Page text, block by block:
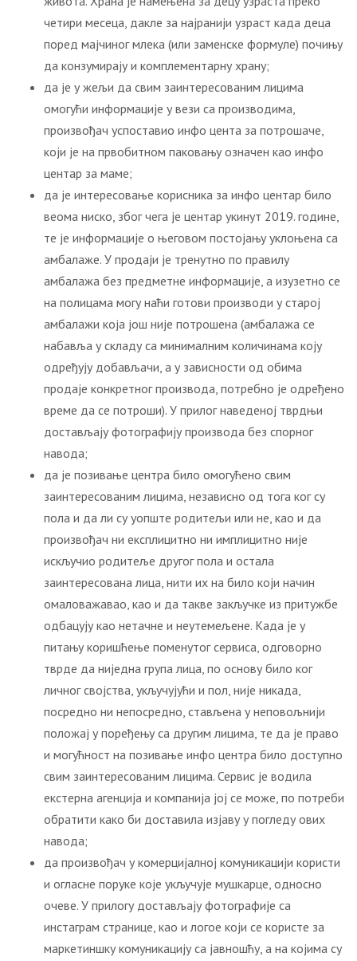
четири месеца, дакле за најранији узраст када деца
поред мајчиног млека (или заменске формуле) почињу
да конзумирају и комплементарну храну;
да је у жељи да свим заинтересованим лицима
омогући информације у вези са производима,
произвођач успоставио инфо цента за потрошаче,
који је на првобитном паковању означен као инфо
центар за маме;
да је интересовање корисника за инфо центар било
веома ниско, због чега је центар укинут 2019. године,
те је информације о његовом постојању уклоњена са
амбалаже. У продаји је тренутно по правилу
амбалажа без предметне информације, а изузетно се
на полицама могу наћи готови производи у старој
амбалажи која још није потрошена (амбалажа се
набавља у складу са минималним количинама коју
одређују добављачи, а у зависности од обима
продаје конкретног производа, потребно је одређено
време да се потроши). У прилог наведеној тврдњи
достављају фотографију производа без спорног
навода;
да је позивање центра било омогућено свим
заинтересованим лицима, независно од тога ког су
пола и да ли су уопште родитељи или не, као и да
произвођач ни експлицитно ни имплицитно није
искључио родитеље другог пола и остала
заинтересована лица, нити их на било који начин
омаловажавао, као и да такве закључке из притужбе
одбацују као нетачне и неутемељене. Када је у
питању коришћење поменутог сервиса, одговорно
тврде да ниједна група лица, по основу било ког
личног својства, укључујући и пол, није никада,
посредно ни непосредно, стављена у неповољнији
положај у поређењу са другим лицима, те да је право
и могућност на позивање инфо центра било доступно
свим заинтересованим лицима. Сервис је водила
екстерна агенција и компанија јој се може, по потреби
обратити како би доставила изјаву у погледу ових
навода;
да произвођач у комерцијалној комуникацији користи
и огласне поруке које укључује мушкарце, односно
очеве. У прилогу достављају фотографије са
инстаграм странице, као и логое који се користе за
маркетиншку комуникацију са јавношћу, а на којима су